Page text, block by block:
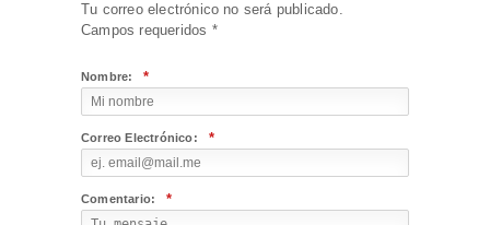
Tu correo electrónico no será publicado.
Campos requeridos *
Nombre: *
Correo Electrónico: *
Comentario: *